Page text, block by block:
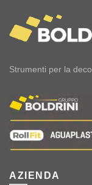
Strumenti per la
AZIENDA